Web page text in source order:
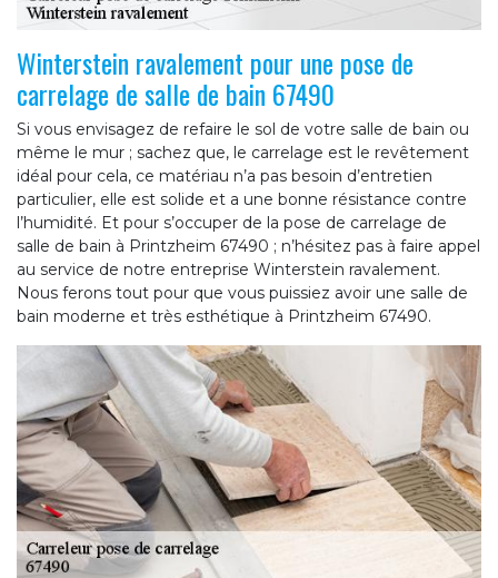
Winterstein ravalement pour une pose de
carrelage de salle de bain 67490
Si vous envisagez de refaire le sol de votre salle de bain ou
même le mur ; sachez que, le carrelage est le revêtement
idéal pour cela, ce matériau n’a pas besoin d’entretien
particulier, elle est solide et a une bonne résistance contre
l’humidité. Et pour s’occuper de la pose de carrelage de
salle de bain à Printzheim 67490 ; n’hésitez pas à faire appel
au service de notre entreprise Winterstein ravalement.
Nous ferons tout pour que vous puissiez avoir une salle de
bain moderne et très esthétique à Printzheim 67490.